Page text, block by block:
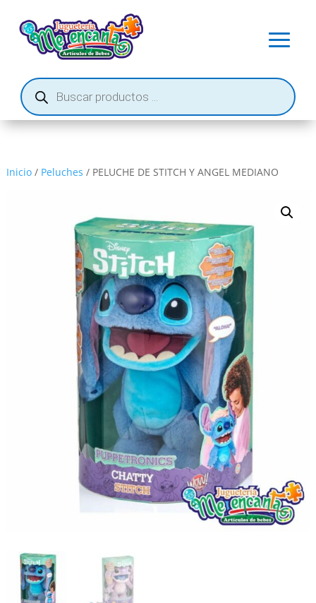
Búsqueda
de
productos
Inicio/ Peluches / PELUCHE DE STITCH Y ANGEL MEDIANO